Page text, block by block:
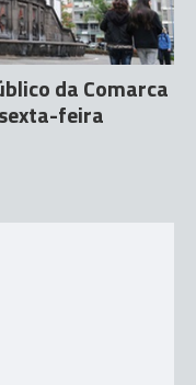
da Comarca
feira